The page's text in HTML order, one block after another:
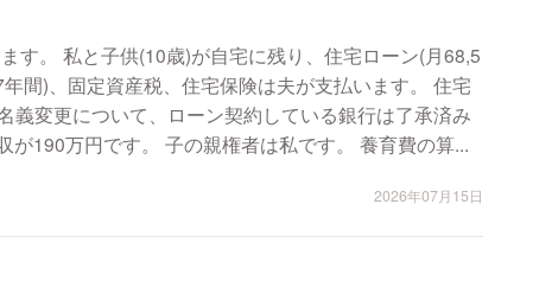
ーン(月68,5
)、固定資産税、住宅保険は夫が支払います。 住宅
義変更について、ローン契約している銀行は了承済み
です。 夫の年収が660万円、私の年収が190万円です。 子の親権者は私です。 養育費の算...
2026年07月15日